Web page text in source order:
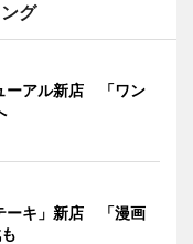
グ
ーアル新店 「ワン
ーキ」新店 「漫画